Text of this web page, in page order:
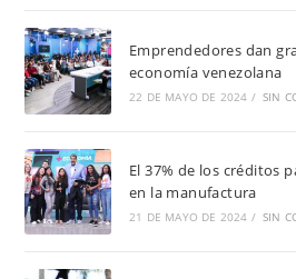
Emprendedores dan
economía venezolana
22 DE MAYO DE 2024 / SIN
El 37% de los créditos
en la manufactura
21 DE MAYO DE 2024 / SIN